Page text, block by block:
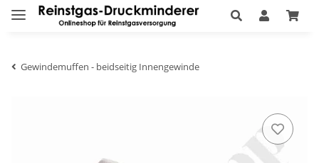
Gewindemuffen - beidseitig Innengewinde